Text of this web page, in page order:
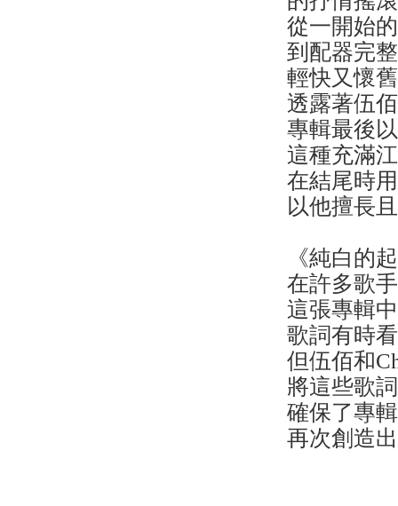
從一開始
到配器完
輕快又懷
透露著伍
專輯最後
這種充滿
在結尾時
以他擅長
《純白的
在許多歌
這張專輯
歌詞有時
但伍佰和
將這些歌
確保了專
再次創造